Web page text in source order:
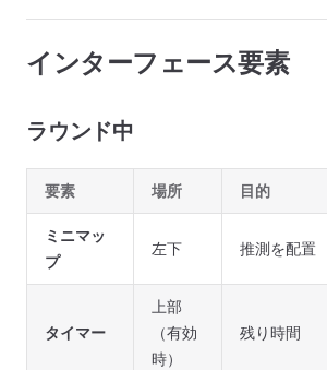
インターフェース要素
ラウンド中
要素 場所 目的
ミニマッ
プ
左下 推測を配置
タイマー
上部
（有効
時）
残り時間